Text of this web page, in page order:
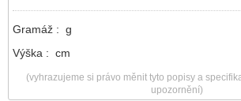
Gramáž : g
Výška : cm
(vyhrazujeme si právo měnit tyto popisy a
upozornění)